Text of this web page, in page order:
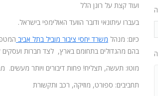
ועוד קצת על רונן הלל
בעברו עיתונאי ודובר הוועד האולימפי בישראל.
כיום: מנהל משרד יחסי ציבור מוביל בתל אביב
בהם מהגדולים בתחומם בארץ, לצד חברות ועסקים
מוטו: תעשה, תצליח! פחות דיבורים ויותר מעשים.
תחביבים: ספורט, מוזיקה, רכב ותקשורת